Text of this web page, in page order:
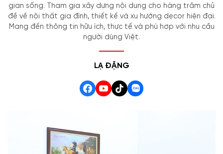
gian sống. Tham gia xây dựng nội dung cho hàng trăm chủ
đề về nội thất gia đình, thiết kế và xu hướng decor hiện đại.
Mang đến thông tin hữu ích, thực tế và phù hợp với nhu cầu
người dùng Việt.
LẠ ĐẶNG